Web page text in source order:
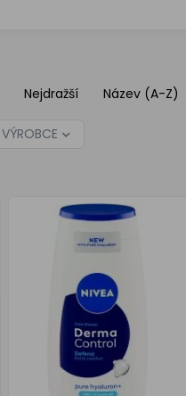
Nejdražší Název (A-Z)
VÝROBCE